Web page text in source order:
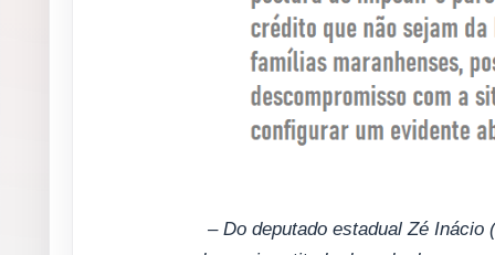
– Do deputado estadual Zé